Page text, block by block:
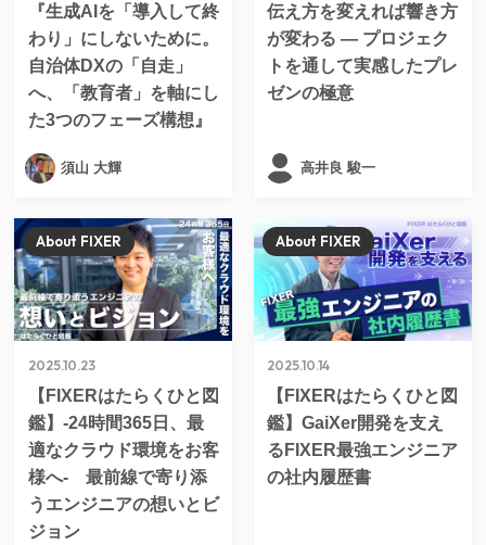
『生成AIを「導入して終
わり」にしないために。
自治体DXの「自走」
へ、「教育者」を軸にし
た3つのフェーズ構想』
須山 大輝
伝え方を変えれば響き方
が変わる ― プロジェク
トを通して実感したプレ
ゼンの極意
高井良 駿一
2025.10.23
【FIXERはたらくひと図
鑑】-24時間365日、最
適なクラウド環境をお客
様へ- 最前線で寄り添
うエンジニアの想いとビ
ジョン
About FIXER
2025.10.14
【FIXERはたらくひと図
鑑】GaiXer開発を支え
るFIXER最強エンジニア
の社内履歴書
About FIXER